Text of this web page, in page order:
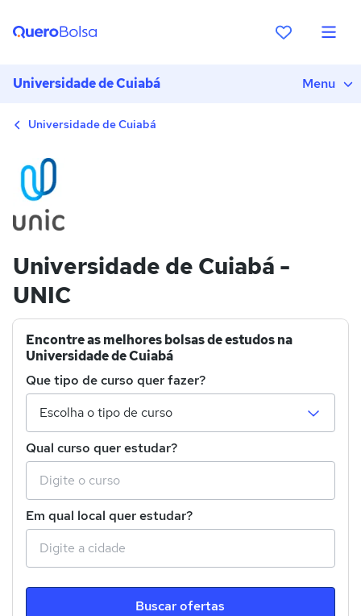
Universidade de Cuiabá Menu
Universidade de Cuiabá
Universidade de Cuiabá -
UNIC
Encontre as melhores bolsas de estudos na
Universidade de Cuiabá
Que tipo de curso quer fazer?
Qual curso quer estudar?
Em qual local quer estudar?
Buscar ofertas